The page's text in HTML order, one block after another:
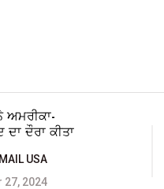
ਅਮਰੀਕਾ-
ਦੌਰਾ ਕੀਤਾ
USA
27, 2024